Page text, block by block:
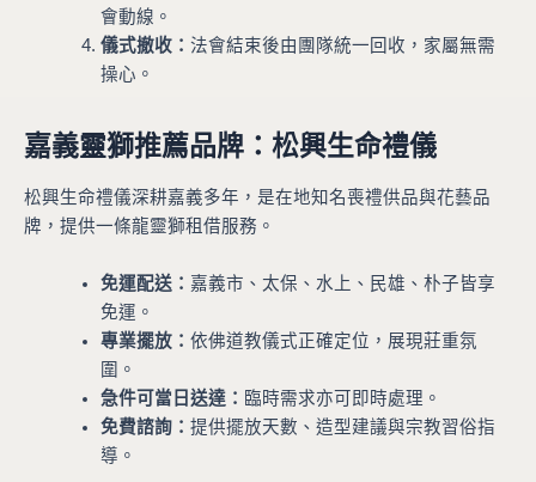
會動線。
儀式撤收： 法會結束後由團隊統一回收，家屬無需
操心。
嘉義靈獅推薦品牌：松興生命禮儀
松興生命禮儀深耕嘉義多年，是在地知名喪禮供品與花藝品
牌，提供一條龍靈獅租借服務。
免運配送： 嘉義市、太保、水上、民雄、朴子皆享
免運。
專業擺放： 依佛道教儀式正確定位，展現莊重氛
圍。
急件可當日送達： 臨時需求亦可即時處理。
免費諮詢： 提供擺放天數、造型建議與宗教習俗指
導。